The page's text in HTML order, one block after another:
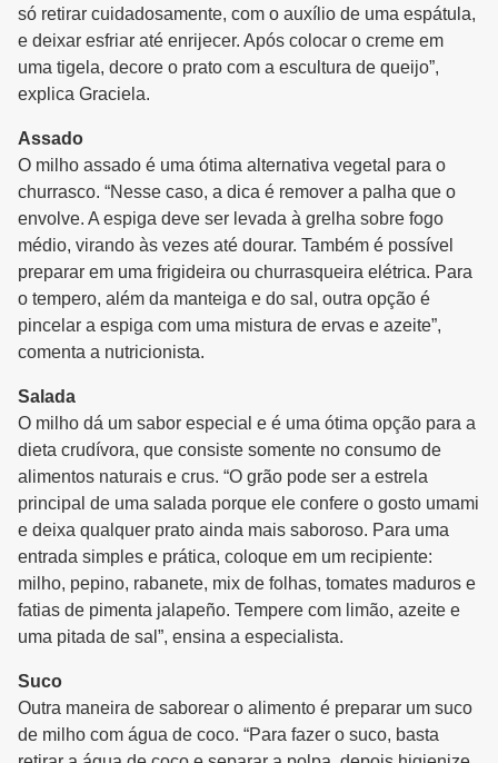
só retirar cuidadosamente, com o auxílio de uma espátula,
e deixar esfriar até enrijecer. Após colocar o creme em
uma tigela, decore o prato com a escultura de queijo”,
explica Graciela.
Assado
O milho assado é uma ótima alternativa vegetal para o
churrasco. “Nesse caso, a dica é remover a palha que o
envolve. A espiga deve ser levada à grelha sobre fogo
médio, virando às vezes até dourar. Também é possível
preparar em uma frigideira ou churrasqueira elétrica. Para
o tempero, além da manteiga e do sal, outra opção é
pincelar a espiga com uma mistura de ervas e azeite”,
comenta a nutricionista.
Salada
O milho dá um sabor especial e é uma ótima opção para a
dieta crudívora, que consiste somente no consumo de
alimentos naturais e crus. “O grão pode ser a estrela
principal de uma salada porque ele confere o gosto umami
e deixa qualquer prato ainda mais saboroso. Para uma
entrada simples e prática, coloque em um recipiente:
milho, pepino, rabanete, mix de folhas, tomates maduros e
fatias de pimenta jalapeño. Tempere com limão, azeite e
uma pitada de sal”, ensina a especialista.
Suco
Outra maneira de saborear o alimento é preparar um suco
de milho com água de coco. “Para fazer o suco, basta